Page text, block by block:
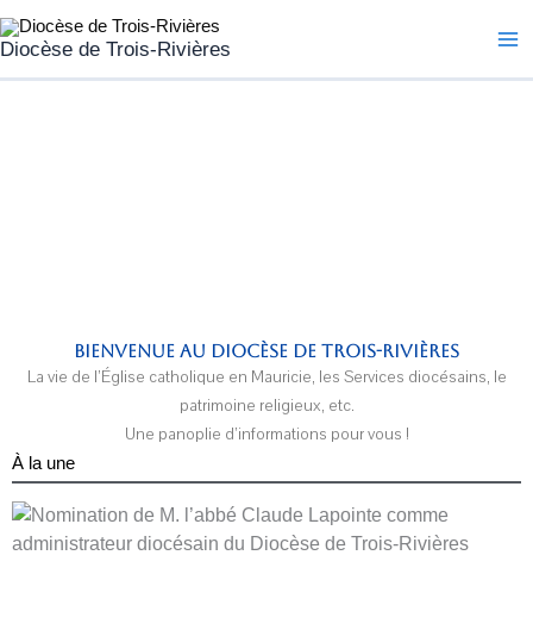
au
Diocèse de Trois-Rivières
Bienvenue au Diocèse de Trois-Rivières
La vie de l’Église catholique en Mauricie, les Services diocésains, le
patrimoine religieux, etc.
Une panoplie d’informations pour vous !
À la une